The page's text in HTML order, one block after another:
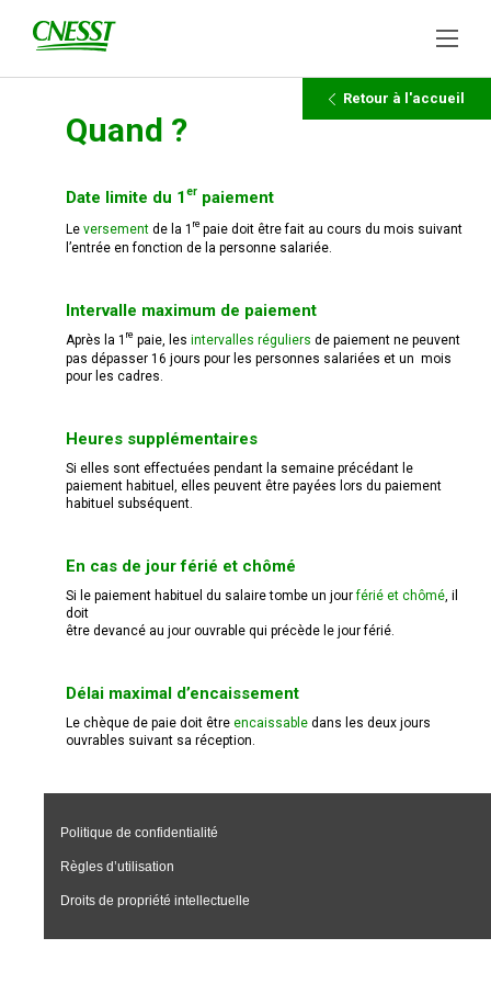
Retour à l'accueil
Quand ?
Date limite du 1er paiement
Le versement de la 1 re paie doit être fait au cours du mois suivant
l’entrée en fonction de la personne salariée.
Intervalle maximum de paiement
Après la 1 re paie, les intervalles réguliers de paiement ne peuvent
pas dépasser 16 jours pour les personnes salariées et un mois
pour les cadres.
Heures supplémentaires
Si elles sont effectuées pendant la semaine précédant le
paiement habituel, elles peuvent être payées lors du paiement
habituel subséquent.
En cas de jour férié et chômé
Si le paiement habituel du salaire tombe un jourférié et chômé, il
doit
être devancé au jour ouvrable qui précède le jour férié.
Délai maximal d’encaissement
Le chèque de paie doit être encaissable dans les deux jours
ouvrables suivant sa réception.
Politique de confidentialité
Règles d’utilisation
Droits de propriété intellectuelle